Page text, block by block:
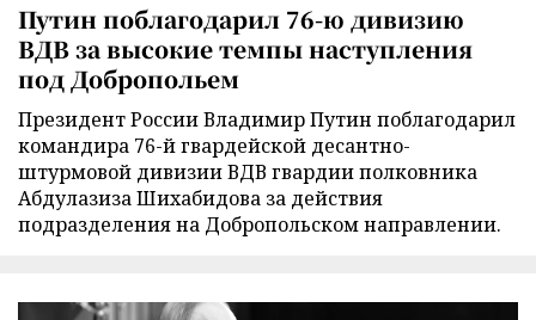
Путин поблагодарил 76-ю дивизию
ВДВ за высокие темпы наступления
под Добропольем
Президент России Владимир Путин поблагодарил
командира 76-й гвардейской десантно-
штурмовой дивизии ВДВ гвардии полковника
Абдулазиза Шихабидова за действия
подразделения на Добропольском направлении.